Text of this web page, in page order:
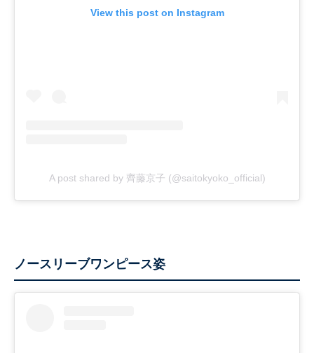
View this post on Instagram
A post shared by 齊藤京子 (@saitokyoko_official)
ノースリーブワンピース姿